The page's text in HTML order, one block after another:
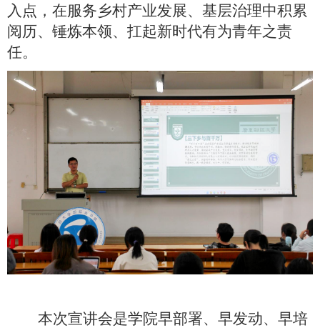
入点，在服务乡村产业发展、基层治理中积累
阅历、锤炼本领、扛起新时代有为青年之责
任。
本次宣讲会是学院早部署、早发动、早培